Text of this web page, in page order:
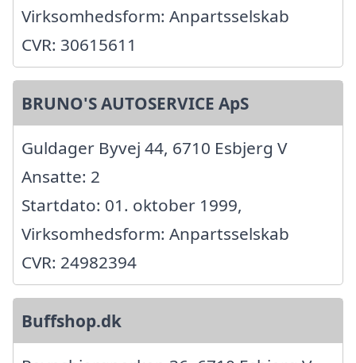
Virksomhedsform: Anpartsselskab
CVR: 30615611
BRUNO'S AUTOSERVICE ApS
Guldager Byvej 44, 6710 Esbjerg V
Ansatte: 2
Startdato: 01. oktober 1999,
Virksomhedsform: Anpartsselskab
CVR: 24982394
Buffshop.dk